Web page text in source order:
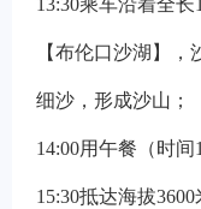
13:30乘车沿着全长
【布伦口沙湖】
细沙，形成沙山；
14:00用午餐（时间
15:30抵达海拔